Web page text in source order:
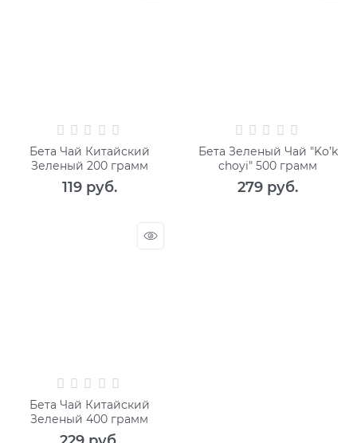
Бета Чай Китайский
Зеленый 200 грамм
119 руб.
Бета Зеленый Чай "Ko’k
choyi" 500 грамм
279 руб.
Бета Чай Китайский
Зеленый 400 грамм